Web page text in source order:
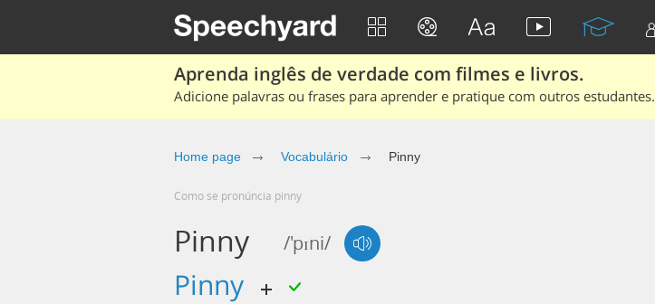
Aprenda inglês de verdade com filmes e livros.
Adicione palavras ou frases para aprender e pratique com outros estudantes.
Home page Vocabulário Pinny
Como se pronúncia pinny
Pinny /'pɪni/
pinny